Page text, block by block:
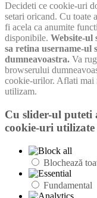
Decideti ce cookie-uri
setari oricand. Cu toate
fi acela ca anumite
disponibile. Website-ul
sa retina username-ul
dumneavoastra. Va
browserului
cookie-urilor. Aflati mai
utilizam.
Cu slider-ul puteti
cookie-uri
Blochează
Fundamental